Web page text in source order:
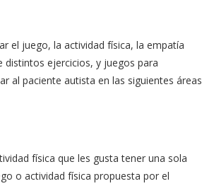
el juego, la actividad física, la empatía
ejercicios, y juegos para
al paciente autista en las siguientes áreas
física que les gusta tener una sola
o actividad física propuesta por el